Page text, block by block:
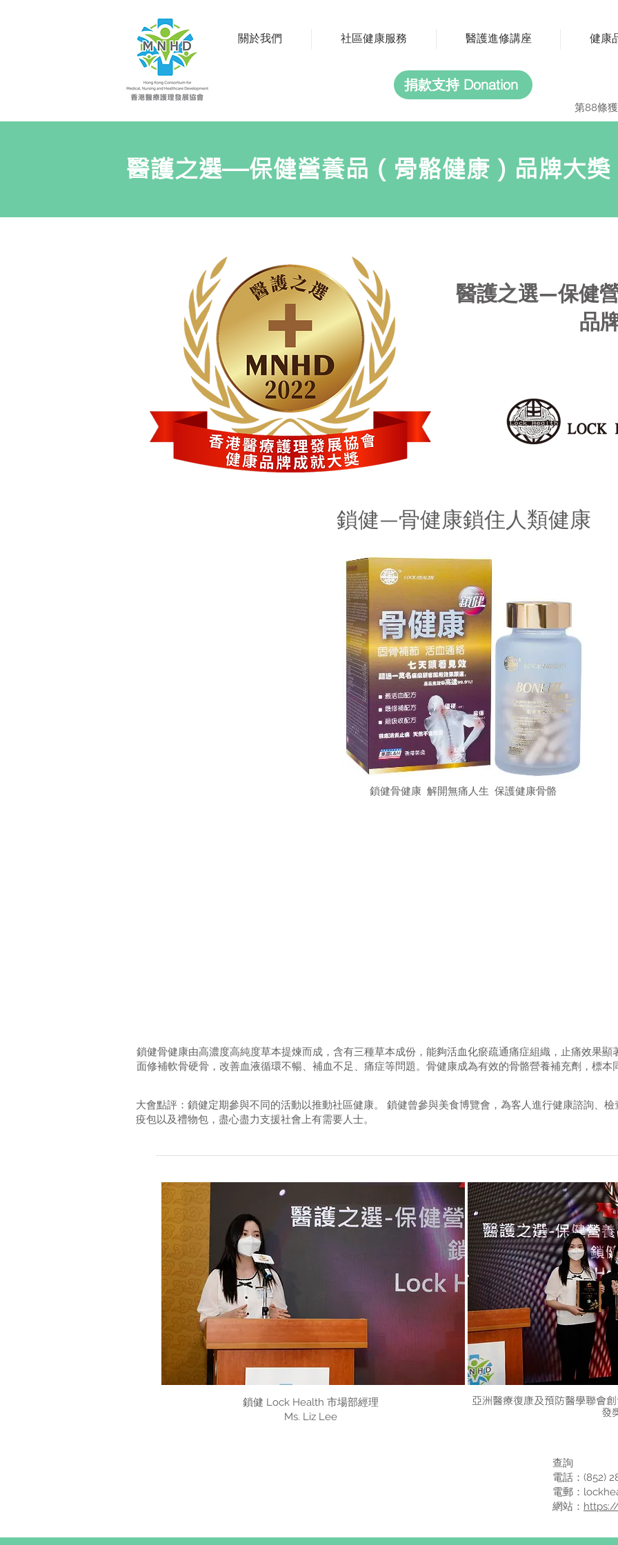
關於我們 社區健康服務 醫護進修講座 健康
捐款支持 Donation
第88條
醫護之選—保健營養品（骨骼健康）品牌大獎
醫護之選—保健
品
鎖健—骨健康鎖住人類健康
鎖健骨健康 解開無痛人生 保護健康骨骼
鎖健骨健康由高濃度高純度草本提煉而成，含有三種草本成份，能夠活血化瘀疏通痛症組織，止痛效果
面修補軟骨硬骨，改善血液循環不暢、補血不足、痛症等問題。骨健康成為有效的骨骼營養補充劑，標本
大會點評：鎖健定期參與不同的活動以推動社區健康。 鎖健曾參與美食博覽會，為客人進行健康諮詢、
疫包以及禮物包，盡心盡力支援社會上有需要人士。
鎖健 Lock Health 市場部經理
Ms. Liz Lee
亞洲醫療復康及預防醫學聯會
發
查詢
電話：(852)
電郵：
網站：